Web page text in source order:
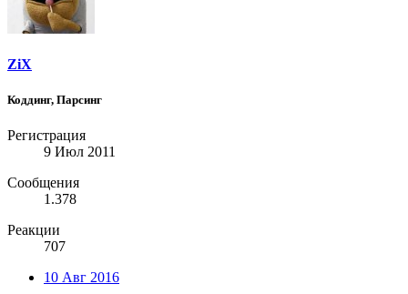
ZiX
Коддинг, Парсинг
Регистрация
9 Июл 2011
Сообщения
1.378
Реакции
707
10 Авг 2016